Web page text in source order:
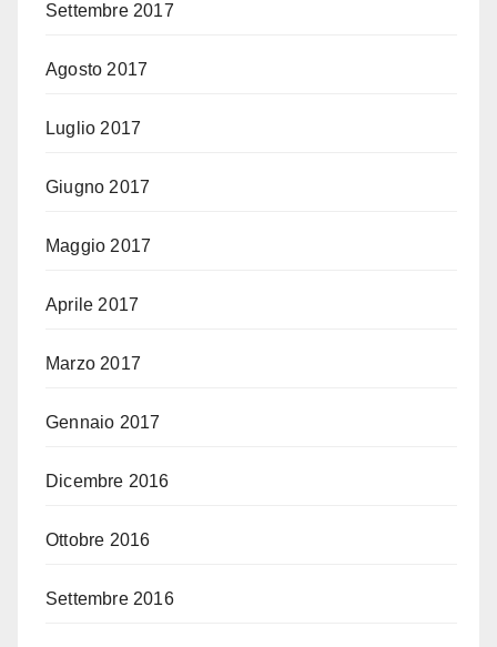
Settembre 2017
Agosto 2017
Luglio 2017
Giugno 2017
Maggio 2017
Aprile 2017
Marzo 2017
Gennaio 2017
Dicembre 2016
Ottobre 2016
Settembre 2016